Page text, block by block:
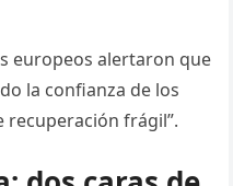
europeos alertaron que
la confianza de los
frágil”.